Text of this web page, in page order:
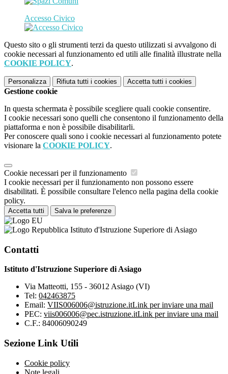
Accesso Civico
Questo sito o gli strumenti terzi da questo utilizzati si avvalgono di
cookie necessari al funzionamento ed utili alle finalità illustrate nella
COOKIE POLICY.
Personalizza Rifiuta tutti i cookies Accetta tutti i cookies
Gestione cookie
In questa schermata è possibile scegliere quali cookie consentire.
I cookie necessari sono quelli che consentono il funzionamento della
piattaforma e non è possibile disabilitarli.
Per conoscere quali sono i cookie necessari al funzionamento potete
visionare la COOKIE POLICY.
Cookie necessari per il funzionamento
I cookie necessari per il funzionamento non possono essere
disabilitati. È possibile consultare l'elenco nella pagina della cookie
policy.
Accetta tutti Salva le preferenze
Istituto d'Istruzione Superiore di Asiago
Contatti
Istituto d'Istruzione Superiore di Asiago
Via Matteotti, 155 - 36012 Asiago (VI)
Tel: 042463875
Email: VIIS006006@istruzione.itLink per inviare una mail
PEC: viis006006@pec.istruzione.itLink per inviare una mail
C.F.: 84006090249
Sezione Link Utili
Cookie policy
Note legali